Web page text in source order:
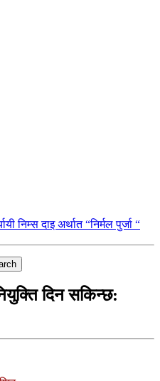
निम्स दाइ अर्थात “निर्मल पुर्जा “
दिन सकिन्छ: